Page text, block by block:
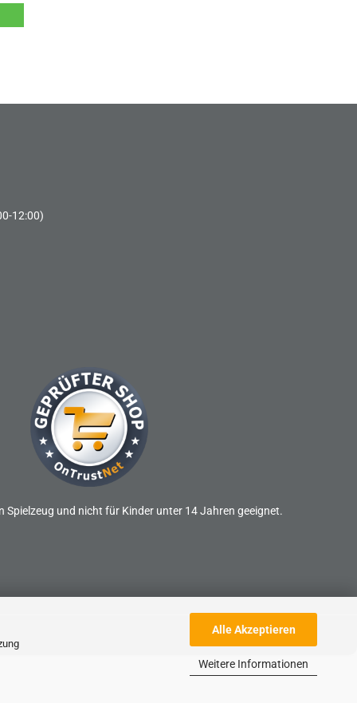
Alle Akzeptieren
Weitere Informationen
12:00)
Spielzeug und nicht für Kinder unter 14 Jahren geeignet.